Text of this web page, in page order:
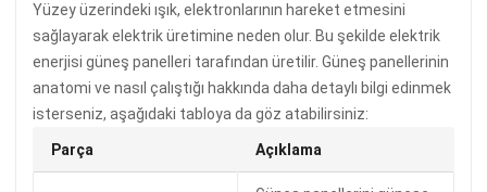
Yüzey üzerindeki ışık, elektronlarının hareket etmesini
sağlayarak elektrik üretimine neden olur. Bu şekilde elektrik
enerjisi güneş panelleri tarafından üretilir. Güneş panellerinin
anatomi ve nasıl çalıştığı hakkında daha detaylı bilgi edinmek
isterseniz, aşağıdaki tabloya da göz atabilirsiniz:
Parça Açıklama